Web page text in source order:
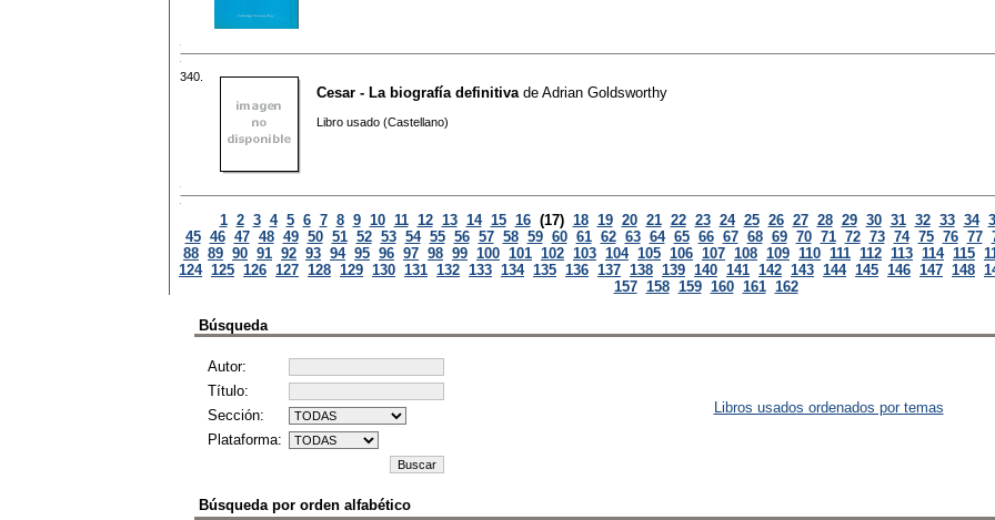
340.
Cesar - La biografía definitiva de Adrian Goldsworthy
Libro usado (Castellano)
1 2 3 4 5 6 7 8 9 10 11 12 13 14 15 16 (17) 18 19 20 21 22 23 24 25 26 27 28 29 30 31 32 33 34
45 46 47 48 49 50 51 52 53 54 55 56 57 58 59 60 61 62 63 64 65 66 67 68 69 70 71 72 73 74 75 76 77
88 89 90 91 92 93 94 95 96 97 98 99 100 101 102 103 104 105 106 107 108 109 110 111 112 113 114 115
124 125 126 127 128 129 130 131 132 133 134 135 136 137 138 139 140 141 142 143 144 145 146 147 148
157 158 159 160 161 162
Búsqueda
Autor:
Título:
Sección:
Plataforma:
Libros usados ordenados por temas
Búsqueda por orden alfabético